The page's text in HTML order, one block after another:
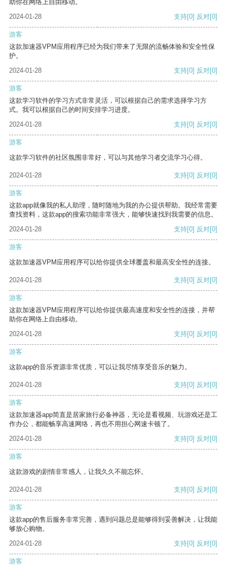
助你在网络上自由移动。
2024-01-28
支持[0] 反对[0]
游客
这款加速器VPM应用程序已经为我们带来了无限的流畅体验和安全性保
护。
2024-01-28
支持[0] 反对[0]
游客
这款学习软件的学习方式非常灵活，可以根据自己的需求选择学习方
式。我可以根据自己的时间安排学习进度。
2024-01-28
支持[0] 反对[0]
游客
这款学习软件的社区氛围非常好，可以与其他学习者交流学习心得。
2024-01-28 支持[0] 反对[0]
游客
这款app就像我的私人助理，随时随地为我的办公提供帮助。我经常需要
查找资料，这款app的搜索功能非常强大，能够快速找到我需要的信息。
2024-01-28
支持[0] 反对[0]
游客
这款加速器VPM应用程序可以给你提供全球覆盖和最高安全性的连接。
2024-01-28 支持[0] 反对[0]
游客
这款加速器VPM应用程序可以给你提供最高速度和安全性的连接，并帮
助你在网络上自由移动。
2024-01-28
支持[0] 反对[0]
游客
这款app的音乐资源非常优质，可以让我尽情享受音乐的魅力。
2024-01-28 支持[0] 反对[0]
游客
这款加速器app简直是居家旅行必备神器，无论是看视频、玩游戏还是工
作办公，都能畅享高速网络，再也不用担心网速卡顿了。
2024-01-28
支持[0] 反对[0]
游客
这款游戏的剧情非常感人，让我久久不能忘怀。
2024-01-28 支持[0] 反对[0]
游客
这款app的售后服务非常完善，遇到问题总是能够得到妥善解决，让我能
够放心购物。
2024-01-28
支持[0] 反对[0]
游客